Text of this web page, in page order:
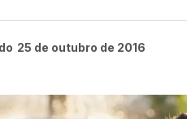
25 de outubro de 2016